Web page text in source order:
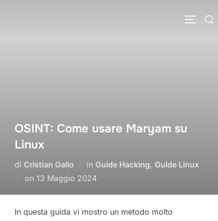
Cerca APRI/
OSINT: Come usare Maryam su
Linux
di Cristian Gallo in Guide Hacking, Guide Linux
on Pubblicato
13 Maggio 2024
In questa guida vi mostro un metodo molto